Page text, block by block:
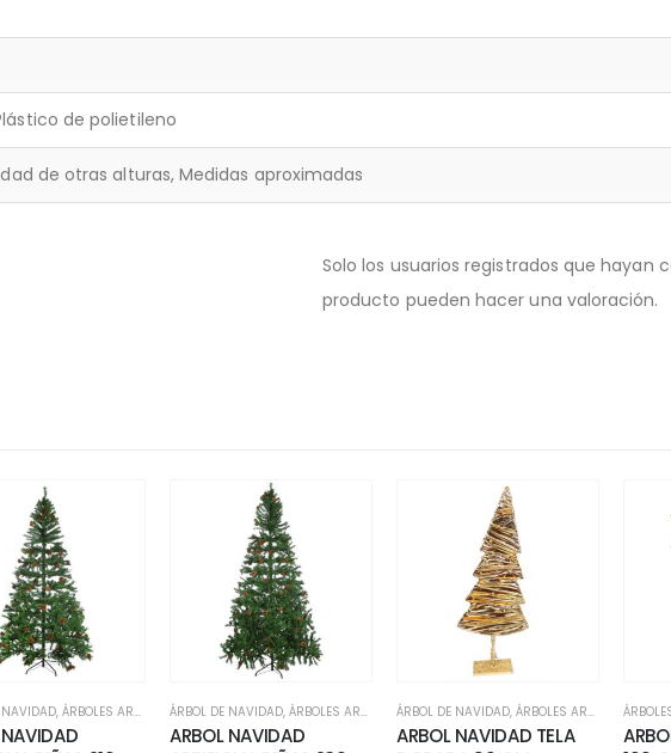
de polietileno
de otras alturas, Medidas aproximadas
Solo los usuarios registrados que hayan
producto pueden hacer una valoración.
NAVIDAD, ÁRBOLES ARTIFICIALES ÁRBOL DE NAVIDAD, ÁRBOLES ARTIFICIALES
ARBOL NAVIDAD
ÁRBOL DE NAVIDAD, ÁRBOLES ARTIFICIALES
ARBOL NAVIDAD TELA